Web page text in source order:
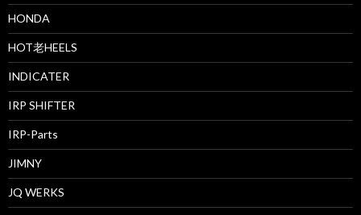
HONDA
HOT老HEELS
INDICATER
IRP SHIFTER
IRP-Parts
JIMNY
JQ WERKS